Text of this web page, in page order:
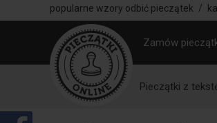
popularne wzory odbić pieczątek /
Zamów
Pieczątki z